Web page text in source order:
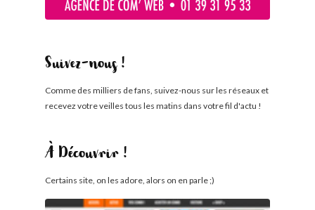
Suivez-nous !
Comme des milliers de fans, suivez-nous sur les réseaux et
recevez votre veilles tous les matins dans votre fil d'actu !
À Découvrir !
Certains site, on les adore, alors on en parle ;)